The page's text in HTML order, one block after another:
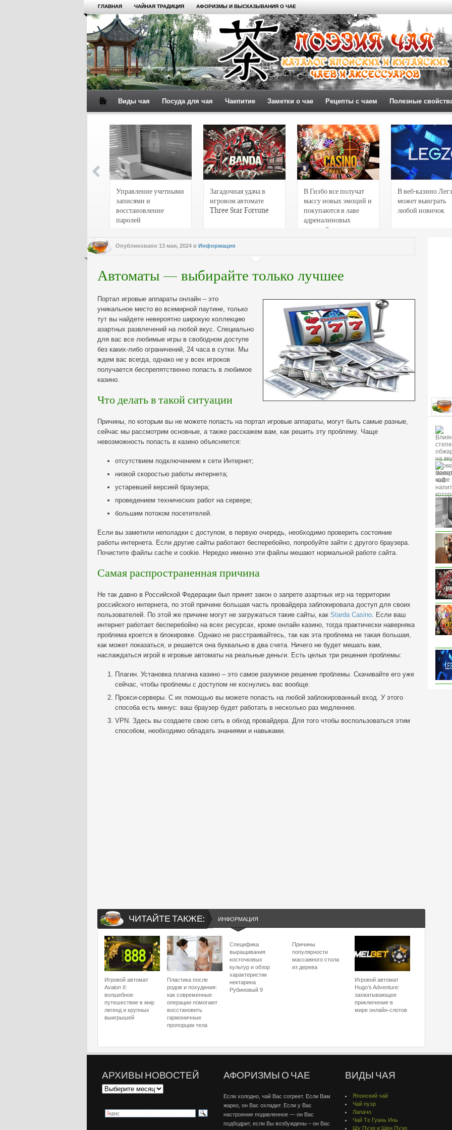
ГЛАВНАЯ ЧАЙНАЯ ТРАДИЦИЯ АФОРИЗМЫ И ВЫСКАЗЫВАНИЯ О ЧАЕ
Виды чая Посуда для чая Чаепитие Заметки о чае Рецепты с чаем Полезные
Управление учетными
записями и
восстановление
паролей
Загадочная удача в
игровом автомате
Three Star Fortune
В Гизбо все получат
массу новых эмоций и
покупаются в лаве
адреналиновых
страстей
В веб-казино
может выиграть
любой новичок
Опубликовано 13 мая, 2024 в Информация
Автоматы — выбирайте только лучшее
Портал игровые аппараты онлайн – это
уникальное место во всемирной паутине, только
тут вы найдете невероятно широкую коллекцию
азартных развлечений на любой вкус. Специально
для вас все любимые игры в свободном доступе
без каких-либо ограничений, 24 часа в сутки. Мы
ждем вас всегда, однако не у всех игроков
получается беспрепятственно попасть в любимое
казино.
Что делать в такой ситуации
Причины, по которым вы не можете попасть на портал игровые аппараты, могут быть самые разные,
сейчас мы рассмотрим основные, а также расскажем вам, как решить эту проблему. Чаще
невозможность попасть в казино объясняется:
отсутствием подключением к сети Интернет;
низкой скоростью работы интернета;
устаревшей версией браузера;
проведением технических работ на сервере;
большим потоком посетителей.
Если вы заметили неполадки с доступом, в первую очередь, необходимо проверить состояние
работы интернета. Если другие сайты работают бесперебойно, попробуйте зайти с другого браузера.
Почистите файлы cache и cookie. Нередко именно эти файлы мешают нормальной работе сайта.
Самая распространенная причина
Не так давно в Российской Федерации был принят закон о запрете азартных игр на территории
российского интернета, по этой причине большая часть провайдера заблокировала доступ для своих
пользователей. По этой же причине могут не загружаться такие сайты, как Starda Сasino. Если ваш
интернет работает бесперебойно на всех ресурсах, кроме онлайн казино, тогда практически наверняка
проблема кроется в блокировке. Однако не расстраивайтесь, так как эта проблема не такая большая,
как может показаться, и решается она буквально в два счета. Ничего не будет мешать вам,
наслаждаться игрой в игровые автоматы на реальные деньги. Есть целых три решения проблемы:
Плагин. Установка плагина казино – это самое разумное решение проблемы. Скачивайте его уже
сейчас, чтобы проблемы с доступом не коснулись вас вообще.
Прокси-серверы. С их помощью вы можете попасть на любой заблокированный вход. У этого
способа есть минус: ваш браузер будет работать в несколько раз медленнее.
VPN. Здесь вы создаете свою сеть в обход провайдера. Для того чтобы воспользоваться этим
способом, необходимо обладать знаниями и навыками.
ЧИТАЙТЕ ТАКЖЕ: ИНФОРМАЦИЯ
Игровой автомат
Avalon II:
волшебное
путешествие в мир
легенд и крупных
выигрышей
Пластика после
родов и похудения:
как современные
операции помогают
восстановить
гармоничные
пропорции тела
Специфика
выращивания
косточковых
культур и обзор
характеристик
нектарина
Рубиновый 9
Причины
популярности
массажного стола
из дерева
Игровой автомат
Hugo’s Adventure:
захватывающее
приключение в
мире онлайн-слотов
АРХИВЫ НОВОСТЕЙ АФОРИЗМЫ О ЧАЕ
Если холодно, чай Вас согреет. Если Вам
жарко, он Вас охладит. Если у Вас
настроение подавленное — он Вас
подбодрит, если Вы возбуждены – он Вас
ВИДЫ ЧАЯ
Японский чай
Чай пуэр
Лапачо
Чай Тe Гуaнь Инь
Шу Пуэр и Шен Пуэр